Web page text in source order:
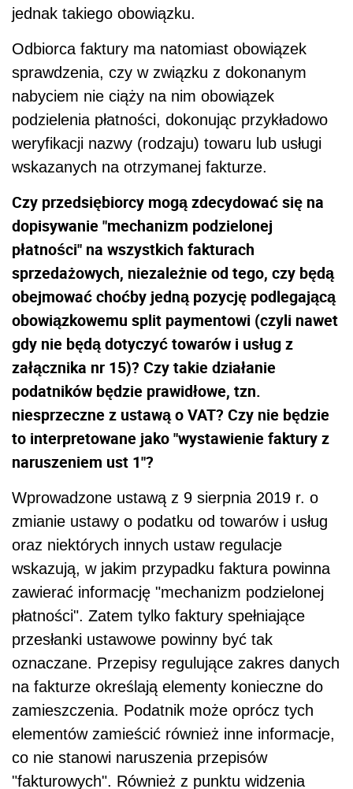
jednak takiego obowiązku.
Odbiorca faktury ma natomiast obowiązek
sprawdzenia, czy w związku z dokonanym
nabyciem nie ciąży na nim obowiązek
podzielenia płatności, dokonując przykładowo
weryfikacji nazwy (rodzaju) towaru lub usługi
wskazanych na otrzymanej fakturze.
Czy przedsiębiorcy mogą zdecydować się na
dopisywanie "mechanizm podzielonej
płatności" na wszystkich fakturach
sprzedażowych, niezależnieod tego, czy będą
obejmować choćby jedną pozycję podlegającą
obowiązkowemu split paymentowi (czyli nawet
gdy nie będą dotyczyć towarów i usług z
załącznika nr 15)? Czy takie działanie
podatników będzie prawidłowe, tzn.
niesprzeczne z ustawą o VAT? Czy nie będzie
to interpretowane jako "wystawienie faktury z
naruszeniem ust 1"?
Wprowadzone ustawą z 9 sierpnia 2019 r. o
zmianie ustawy o podatku od towarów i usług
oraz niektórych innych ustaw regulacje
wskazują, w jakim przypadku faktura powinna
zawierać informację "mechanizm podzielonej
płatności". Zatem tylko faktury spełniające
przesłanki ustawowe powinny być tak
oznaczane. Przepisy regulujące zakres danych
na fakturze określają elementy konieczne do
zamieszczenia. Podatnik może oprócz tych
elementów zamieścić również inne informacje,
co nie stanowi naruszenia przepisów
"fakturowych". Również z punktu widzenia